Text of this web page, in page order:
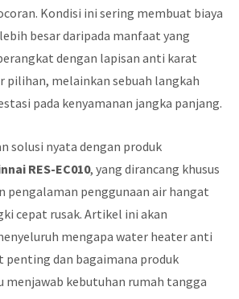
Kondisi ini sering membuat biaya
besar daripada manfaat yang
dengan lapisan anti karat
pilihan, melainkan sebuah langkah
pada kenyamanan jangka panjang.
solusi nyata dengan produk
RES-EC010, yang dirancang khusus
pengalaman penggunaan air hangat
cepat rusak. Artikel ini akan
mengapa water heater anti
penting dan bagaimana produk
menjawab kebutuhan rumah tangga